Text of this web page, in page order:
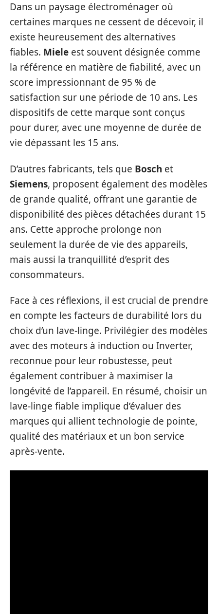
Dans un paysage électroménager où
certaines marques ne cessent de décevoir, il
existe heureusement des alternatives
fiables. Miele est souvent désignée comme
la référence en matière de fiabilité, avec un
score impressionnant de 95 % de
satisfaction sur une période de 10 ans. Les
dispositifs de cette marque sont conçus
pour durer, avec une moyenne de durée de
vie dépassant les 15 ans.
D’autres fabricants, tels que Bosch et
Siemens, proposent également des modèles
de grande qualité, offrant une garantie de
disponibilité des pièces détachées durant 15
ans. Cette approche prolonge non
seulement la durée de vie des appareils,
mais aussi la tranquillité d’esprit des
consommateurs.
Face à ces réflexions, il est crucial de prendre
en compte les facteurs de durabilité lors du
choix d’un lave-linge. Privilégier des modèles
avec des moteurs à induction ou Inverter,
reconnue pour leur robustesse, peut
également contribuer à maximiser la
longévité de l’appareil. En résumé, choisir un
lave-linge fiable implique d’évaluer des
marques qui allient technologie de pointe,
qualité des matériaux et un bon service
après-vente.